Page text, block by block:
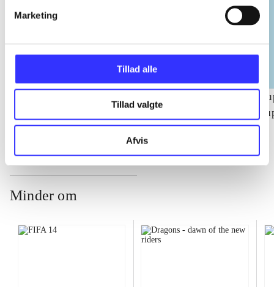
Marketing
Tillad alle
Tillad valgte
Afvis
Minder om